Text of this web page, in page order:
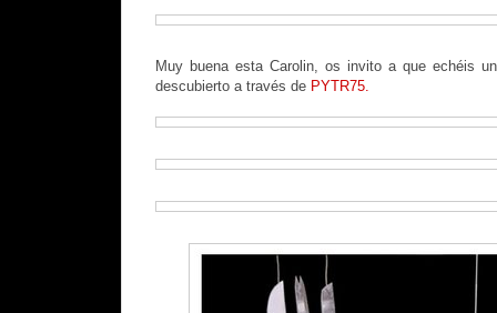
Muy buena esta Carolin, os invito a que echéis
descubierto a través de PYTR75.